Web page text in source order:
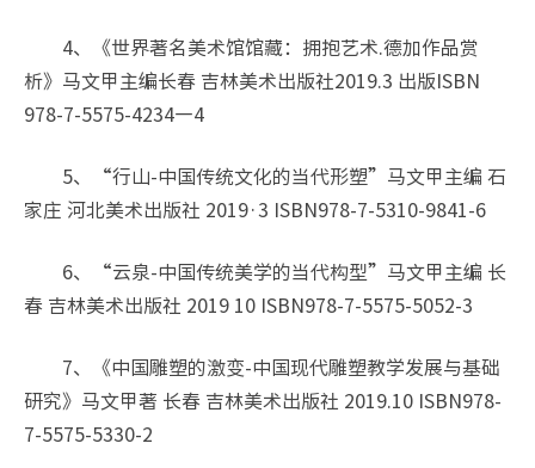
4、《世界著名美术馆馆藏：拥抱艺术.德加作品赏
析》马文甲主编长春 吉林美术出版社2019.3 出版ISBN
978-7-5575-4234—4
5、“行山-中国传统文化的当代形塑”马文甲主编 石
家庄 河北美术出版社 2019·3 ISBN978-7-5310-9841-6
6、“云泉-中国传统美学的当代构型”马文甲主编 长
春 吉林美术出版社 2019 10 ISBN978-7-5575-5052-3
7、《中国雕塑的激变-中国现代雕塑教学发展与基础
研究》马文甲著 长春 吉林美术出版社 2019.10 ISBN978-
7-5575-5330-2